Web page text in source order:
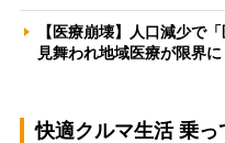
【医療崩壊】人口減少で
見舞われ地域医療が限界
快適クルマ生活 乗